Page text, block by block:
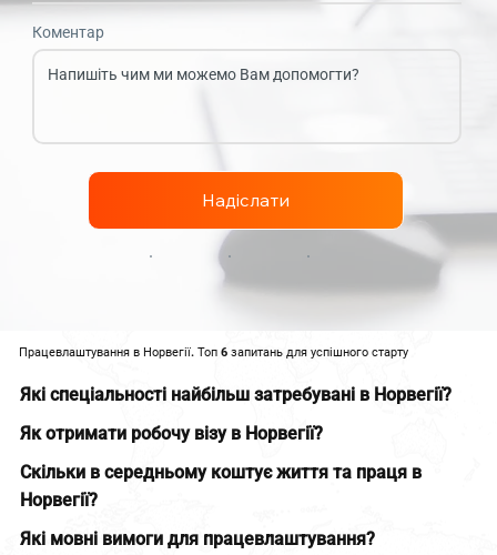
Працевлаштування в Норвегії. Топ 6 запитань для успішного старту
Які спеціальності найбільш затребувані в Норвегії?
Як отримати робочу візу в Норвегії?
Скільки в середньому коштує життя та праця в
Норвегії?
Які мовні вимоги для працевлаштування?
Коментар
Надіслати